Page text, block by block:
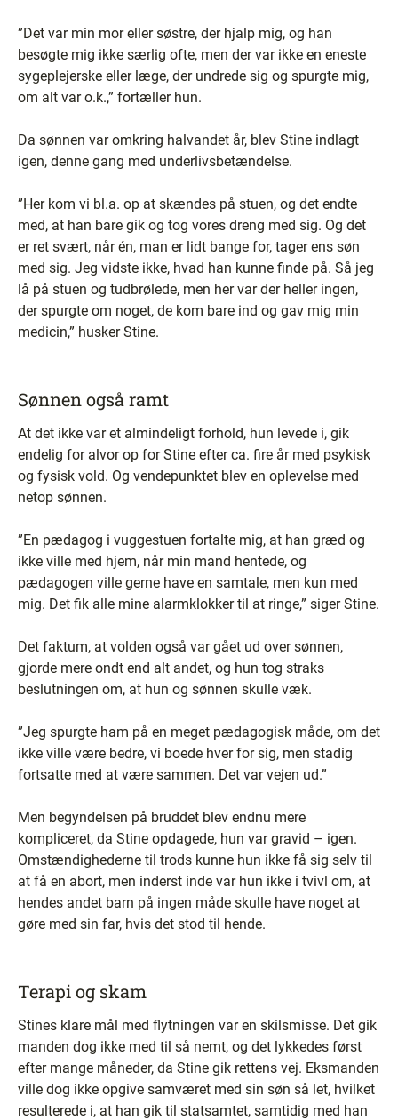
”Det var min mor eller søstre, der hjalp mig, og han
besøgte mig ikke særlig ofte, men der var ikke en eneste
sygeplejerske eller læge, der undrede sig og spurgte mig,
om alt var o.k.,” fortæller hun.
Da sønnen var omkring halvandet år, blev Stine indlagt
igen, denne gang med underlivsbetændelse.
”Her kom vi bl.a. op at skændes på stuen, og det endte
med, at han bare gik og tog vores dreng med sig. Og det
er ret svært, når én, man er lidt bange for, tager ens søn
med sig. Jeg vidste ikke, hvad han kunne finde på. Så jeg
lå på stuen og tudbrølede, men her var der heller ingen,
der spurgte om noget, de kom bare ind og gav mig min
medicin,” husker Stine.
Sønnen også ramt
At det ikke var et almindeligt forhold, hun levede i, gik
endelig for alvor op for Stine efter ca. fire år med psykisk
og fysisk vold. Og vendepunktet blev en oplevelse med
netop sønnen.
”En pædagog i vuggestuen fortalte mig, at han græd og
ikke ville med hjem, når min mand hentede, og
pædagogen ville gerne have en samtale, men kun med
mig. Det fik alle mine alarmklokker til at ringe,” siger Stine.
Det faktum, at volden også var gået ud over sønnen,
gjorde mere ondt end alt andet, og hun tog straks
beslutningen om, at hun og sønnen skulle væk.
”Jeg spurgte ham på en meget pædagogisk måde, om det
ikke ville være bedre, vi boede hver for sig, men stadig
fortsatte med at være sammen. Det var vejen ud.”
Men begyndelsen på bruddet blev endnu mere
kompliceret, da Stine opdagede, hun var gravid – igen.
Omstændighederne til trods kunne hun ikke få sig selv til
at få en abort, men inderst inde var hun ikke i tvivl om, at
hendes andet barn på ingen måde skulle have noget at
gøre med sin far, hvis det stod til hende.
Terapi og skam
Stines klare mål med flytningen var en skilsmisse. Det gik
manden dog ikke med til så nemt, og det lykkedes først
efter mange måneder, da Stine gik rettens vej. Eksmanden
ville dog ikke opgive samværet med sin søn så let, hvilket
resulterede i, at han gik til statsamtet, samtidig med han